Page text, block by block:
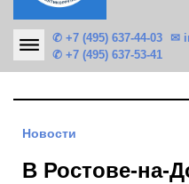
✆ +7 (495) 637-44-03
✆ +7 (495) 637-53-41
✉
Новости
В Ростове-на-